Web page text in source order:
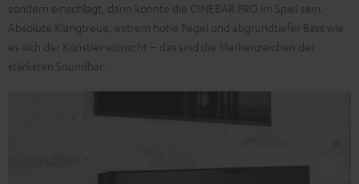
sondern einschlägt, dann könnte die CINEBAR PRO im Spiel sein.
Absolute Klangtreue, extrem hohe Pegel und abgrundtiefer Bass wie
es sich der Künstler wünscht – das sind die Markenzeichen der
stärksten Soundbar.